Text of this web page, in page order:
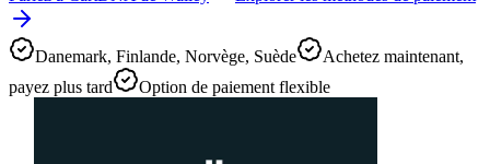
Danemark, Finlande, Norvège, Suède
Achetez maintenant,
payez plus tard
Option de paiement flexible